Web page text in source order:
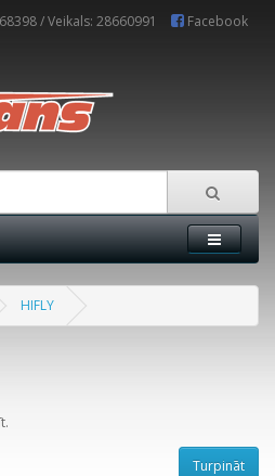
/ Veikals: 28660991 Facebook
HIFLY
Turpināt